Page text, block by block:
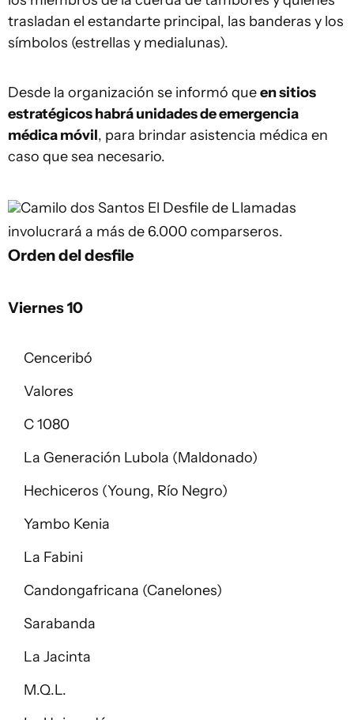
trasladan el estandarte principal, las banderas y los
símbolos (estrellas y medialunas).
Desde la organización se informó queen sitios
estratégicos habrá unidades de emergencia
médica móvil, para brindar asistencia médica en
caso que sea necesario.
Camilo dos Santos El Desfile de Llamadas
involucrará a más de 6.000 comparseros.
Orden del desfile
Viernes 10
Cenceribó
Valores
C 1080
La Generación Lubola (Maldonado)
Hechiceros (Young, Río Negro)
Yambo Kenia
La Fabini
Candongafricana (Canelones)
Sarabanda
La Jacinta
M.Q.L.